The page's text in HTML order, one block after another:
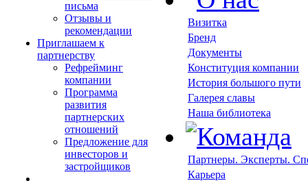
письма
Отзывы и
рекомендации
Приглашаем к
партнерству
Рефрейминг
компании
Программа
развития
партнерских
отношений
Предложение для
инвесторов и
застройщиков
Визитка
Бренд
Документы
Конституция компании
История большого пути
Галерея славы
Наша библиотека
Партнеры. Эксперты.
Карьера